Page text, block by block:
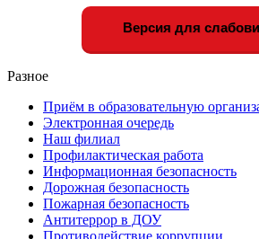
Версия для
Разное
Приём в образовательную
Электронная очередь
Наш филиал
Профилактическая работа
Информационная безопасность
Дорожная безопасность
Пожарная безопасность
Антитеррор в ДОУ
Противодействие коррупции